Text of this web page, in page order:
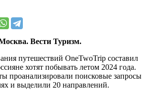
Вести Туризм.
путешествий OneTwoTrip составил
хотят побывать летом 2024 года.
проанализировали поисковые запросы
и выделили 20 направлений.